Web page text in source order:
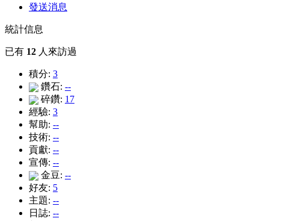
發送消息
統計信息
已有 12 人來訪過
積分: 3
鑽石: --
碎鑽: 17
經驗: 3
幫助: --
技術: --
貢獻: --
宣傳: --
金豆: --
好友: 5
主題: --
日誌: --